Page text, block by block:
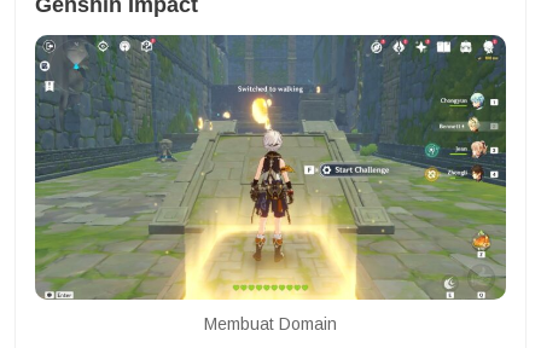
Genshin Impact
Membuat Domain